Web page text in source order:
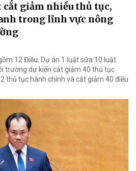
cắt giảm nhiều thủ tục,
trong lĩnh vực nông
12 Điều, Dự án 1 luật sửa 10 luật
trường dự kiến cắt giảm 40 thủ tục
thủ tục hành chính và cắt giảm 40 điều